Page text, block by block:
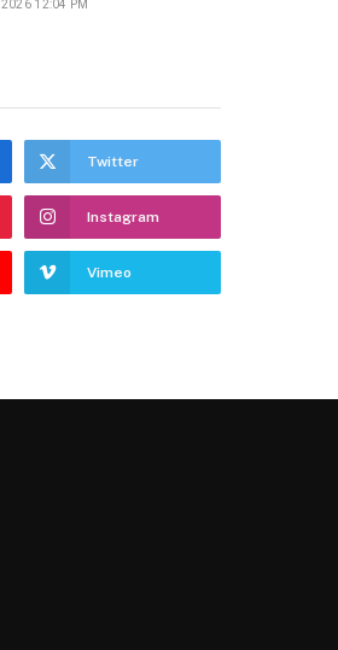
12:04 PM
Twitter
Instagram
Vimeo